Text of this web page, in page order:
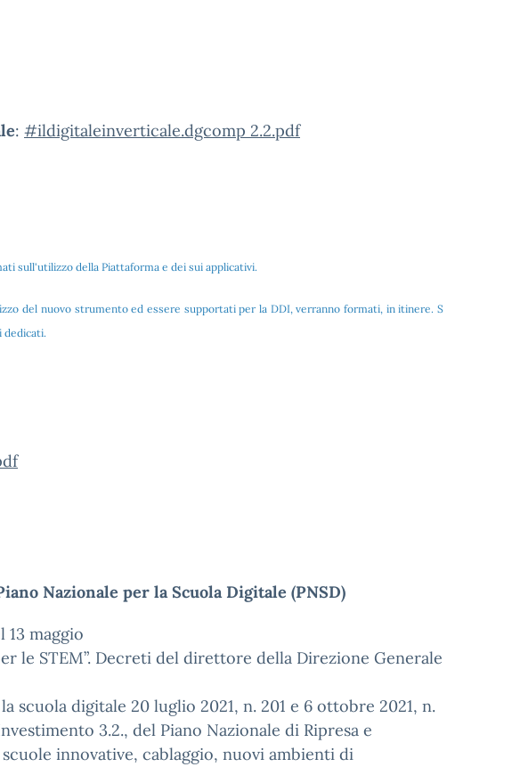
: #ildigitaleinverticale.dgcomp 2.2.pdf​​​​​​​
sull'utilizzo della Piattaforma e dei sui applicativi.
del nuovo strumento ed essere supportati per la DDI, verranno formati, in itinere. S
dedicati.
Nazionale per la Scuola Digitale (PNSD)
13 maggio
le STEM”. Decreti del direttore della Direzione Generale
scuola digitale 20 luglio 2021, n. 201 e 6 ottobre 2021, n.
3.2., del Piano Nazionale di Ripresa e
scuole innovative, cablaggio, nuovi ambienti di